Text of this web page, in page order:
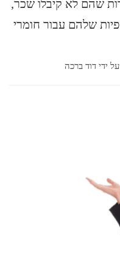
שהם לא קיבלו שכר,
שלהם עבור חומרי
ידי דוד ברכה